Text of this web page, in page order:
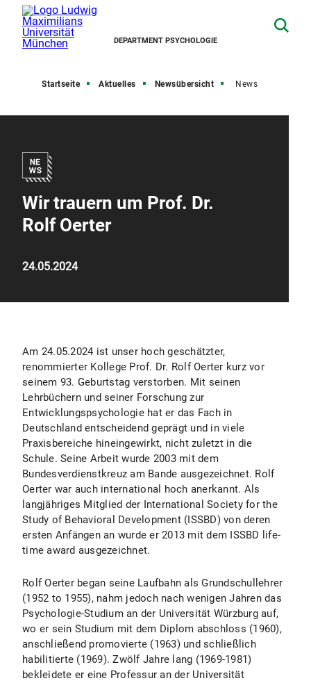
DEPARTMENT PSYCHOLOGIE
Startseite Aktuelles Newsübersicht News
Wir trauern um Prof. Dr.
Rolf Oerter
24.05.2024
Am 24.05.2024 ist unser hoch geschätzter,
renommierter Kollege Prof. Dr. Rolf Oerter kurz vor
seinem 93. Geburtstag verstorben. Mit seinen
Lehrbüchern und seiner Forschung zur
Entwicklungspsychologie hat er das Fach in
Deutschland entscheidend geprägt und in viele
Praxisbereiche hineingewirkt, nicht zuletzt in die
Schule. Seine Arbeit wurde 2003 mit dem
Bundesverdienstkreuz am Bande ausgezeichnet. Rolf
Oerter war auch international hoch anerkannt. Als
langjähriges Mitglied der International Society for the
Study of Behavioral Development (ISSBD) von deren
ersten Anfängen an wurde er 2013 mit dem ISSBD life-
time award ausgezeichnet.
Rolf Oerter began seine Laufbahn als Grundschullehrer
(1952 to 1955), nahm jedoch nach wenigen Jahren das
Psychologie-Studium an der Universität Würzburg auf,
wo er sein Studium mit dem Diplom abschloss (1960),
anschließend promovierte (1963) und schließlich
habilitierte (1969). Zwölf Jahre lang (1969-1981)
bekleidete er eine Professur an der Universität